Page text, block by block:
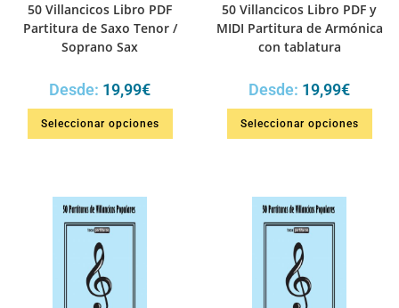
50 Villancicos Libro PDF
Partitura de Saxo Tenor /
Soprano Sax
Desde: 19,99€
Seleccionar opciones
50 Villancicos Libro PDF y
MIDI Partitura de Armónica
con tablatura
Desde: 19,99€
Seleccionar opciones